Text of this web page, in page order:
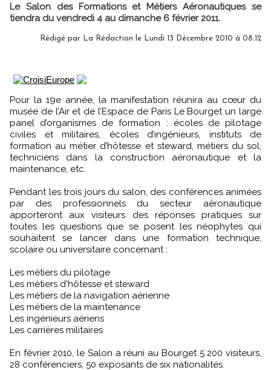
Le Salon des Formations et Métiers Aéronautiques se
tiendra du vendredi 4 au dimanche 6 février 2011.
Rédigé par La Rédaction le Lundi 13 Décembre 2010 à 08:12
Pour la 19e année, la manifestation réunira au cœur du
musée de l’Air et de l’Espace de Paris Le Bourget un large
panel d’organismes de formation : écoles de pilotage
civiles et militaires, écoles d’ingénieurs, instituts de
formation au métier d’hôtesse et steward, métiers du sol,
techniciens dans la construction aéronautique et la
maintenance, etc.
Pendant les trois jours du salon, des conférences animées
par des professionnels du secteur aéronautique
apporteront aux visiteurs des réponses pratiques sur
toutes les questions que se posent les néophytes qui
souhaitent se lancer dans une formation technique,
scolaire ou universitaire concernant :
Les métiers du pilotage
Les métiers d'hôtesse et steward
Les métiers de la navigation aérienne
Les métiers de la maintenance
Les ingénieurs aériens
Les carrières militaires
En février 2010, le Salon a réuni au Bourget 5 200 visiteurs,
28 conférenciers, 50 exposants de six nationalités.